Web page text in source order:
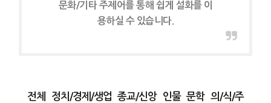
문화/기타 주제어를 통해 쉽게 설화를 이
용하실 수 있습니다.
전체 정치/경제/생업 종교/신앙 인물 문학 의/식/주